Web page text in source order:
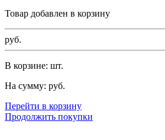
Товар добавлен в корзину
руб.
В корзине: шт.
На сумму: руб.
Перейти в корзину
Продолжить покупки